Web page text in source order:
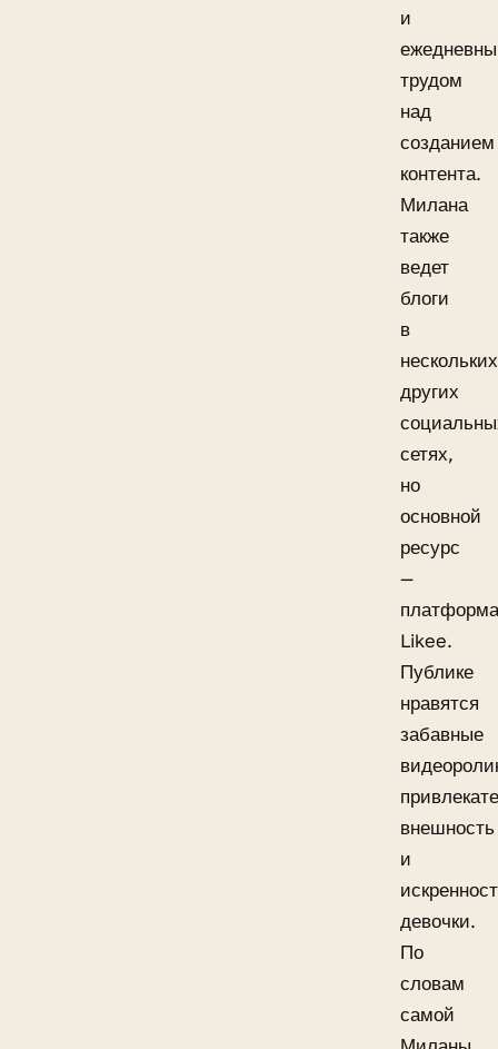
и
трудом
над
созданием
контента.
Милана
также
ведет
блоги
в
нескольких
других
сетях,
но
основной
ресурс
—
платформа
Likee.
Публике
нравятся
забавные
внешность
и
девочки.
По
словам
самой